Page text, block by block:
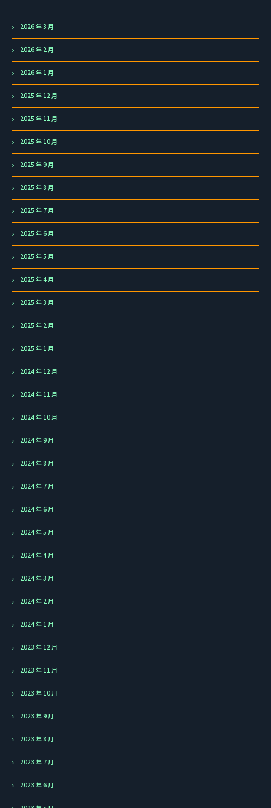
2026 年 3 月
2026 年 2 月
2026 年 1 月
2025 年 12 月
2025 年 11 月
2025 年 10 月
2025 年 9 月
2025 年 8 月
2025 年 7 月
2025 年 6 月
2025 年 5 月
2025 年 4 月
2025 年 3 月
2025 年 2 月
2025 年 1 月
2024 年 12 月
2024 年 11 月
2024 年 10 月
2024 年 9 月
2024 年 8 月
2024 年 7 月
2024 年 6 月
2024 年 5 月
2024 年 4 月
2024 年 3 月
2024 年 2 月
2024 年 1 月
2023 年 12 月
2023 年 11 月
2023 年 10 月
2023 年 9 月
2023 年 8 月
2023 年 7 月
2023 年 6 月